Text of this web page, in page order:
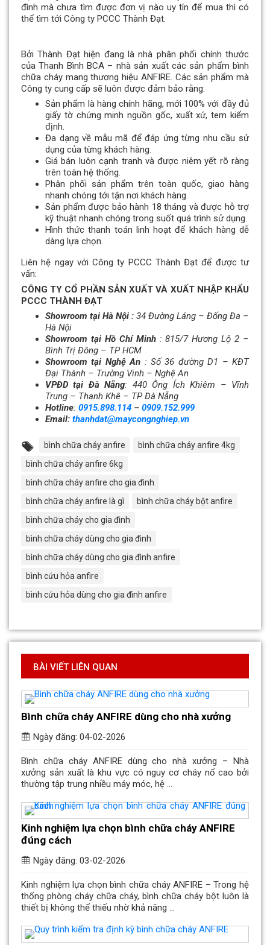
đình mà chưa tìm được đơn vị nào uy tín để mua thì có
thể tìm tới Công ty PCCC Thành Đạt.
Bởi Thành Đạt hiện đang là nhà phân phối chính thước
của Thanh Bình BCA – nhà sản xuất các sản phẩm bình
chữa cháy mang thương hiệu ANFIRE. Các sản phẩm mà
Công ty cung cấp sẽ luôn được đảm bảo rằng:
Sản phẩm là hàng chính hãng, mới 100% với đầy đủ
giấy tờ chứng minh nguồn gốc, xuất xứ, tem kiểm
định.
Đa dạng về mẫu mã để đáp ứng từng nhu cầu sử
dụng của từng khách hàng.
Giá bán luôn cạnh tranh và được niêm yết rõ ràng
trên toàn hệ thống.
Phân phối sản phẩm trên toàn quốc, giao hàng
nhanh chóng tới tận nơi khách hàng.
Sản phẩm được bảo hành 18 tháng và được hỗ trợ
kỹ thuật nhanh chóng trong suốt quá trình sử dụng.
Hình thức thanh toán linh hoạt để khách hàng dễ
dàng lựa chọn.
Liên hệ ngay với Công ty PCCC Thành Đạt để được tư
vấn:
CÔNG TY CỔ PHẦN SẢN XUẤT VÀ XUẤT NHẬP KHẨU
PCCC THÀNH ĐẠT
Showroom tại Hà Nội : 34 Đường Láng – Đống Đa –
Hà Nội
Showroom tại Hồ Chí Minh: 815/7 Hương Lộ 2 –
Bình Trị Đông – TP HCM
Showroom tại Nghệ An : Số 36 đường D1 – KĐT
Đại Thành – Trường Vinh – Nghệ An
VPĐD tại Đà Nẵng: 440 Ông Ích Khiêm – Vĩnh
Trung – Thanh Khê – TP Đà Nẵng
Hotline: 0915.898.114 – 0909.152.999
Email: thanhdat@maycongnghiep.vn
bình chữa cháy anfire
bình chữa cháy anfire 4kg
bình chữa cháy anfire 6kg
bình chữa cháy anfire cho gia đình
bình chữa cháy anfire là gì
bình chữa cháy bột anfire
bình chữa cháy cho gia đình
bình chữa cháy dùng cho gia đình
bình chữa cháy dùng cho gia đình anfire
bình cứu hỏa anfire
bình cứu hỏa dùng cho gia đình anfire
BÀI VIẾT LIÊN QUAN
Bình chữa cháy ANFIRE dùng cho nhà xưởng
Ngày đăng: 04-02-2026
Bình chữa cháy ANFIRE dùng cho nhà xưởng – Nhà
xưởng sản xuất là khu vực có nguy cơ cháy nổ cao bởi
thường tập trung nhiều máy móc, hệ ...
Kinh nghiệm lựa chọn bình chữa cháy ANFIRE
đúng cách
Ngày đăng: 03-02-2026
Kinh nghiệm lựa chọn bình chữa cháy ANFIRE – Trong hệ
thống phòng cháy chữa cháy, bình chữa cháy bột luôn là
thiết bị không thể thiếu nhờ khả năng ...